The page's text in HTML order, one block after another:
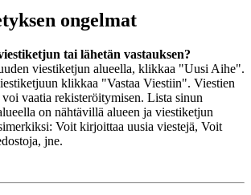
ongelmat
tai lähetän vastauksen?
viestiketjun alueella, klikkaa "Uusi Aihe".
klikkaa "Vastaa Viestiin". Viestien
vaatia rekisteröitymisen. Lista sinun
on nähtävillä alueen ja viestiketjun
Voit kirjoittaa uusia viestejä, Voit
jne.